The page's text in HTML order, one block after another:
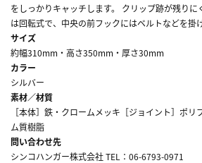
をしっかりキャッチします。 クリップ跡が残りに
は回転式で、中央の前フックにはベルトなどを掛
サイズ
約幅310mm・高さ350mm・厚さ30mm
カラー
シルバー
素材／材質
［本体］鉄・クロームメッキ［ジョイント］ポ
ム質樹脂
問い合わせ先
シンコハンガー株式会社 TEL：06-6793-0971